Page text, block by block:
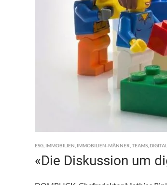
ESG IMMOBILIEN IMMOBILIEN-MÄNNER TEAMS
«Die Diskussion um